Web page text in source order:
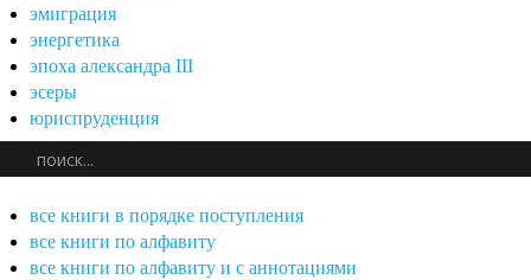
эмиграция
энергетика
эпоха александра III
эсеры
юриспруденция
все книги в порядке поступления
все книги по алфавиту
все книги по алфавиту и с аннотациями